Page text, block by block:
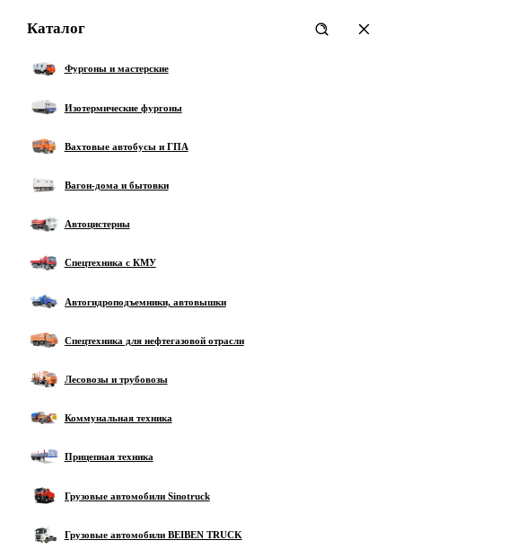
Каталог
Фургоны и мастерские
Изотермические фургоны
Вахтовые автобусы и ГПА
Вагон-дома и бытовки
Автоцистерны
Спецтехника с КМУ
Автогидроподъемники, автовышки
Спецтехника для нефтегазовой отрасли
Лесовозы и трубовозы
Коммунальная техника
Прицепная техника
Грузовые автомобили Sinotruck
Грузовые автомобили BEIBEN TRUCK